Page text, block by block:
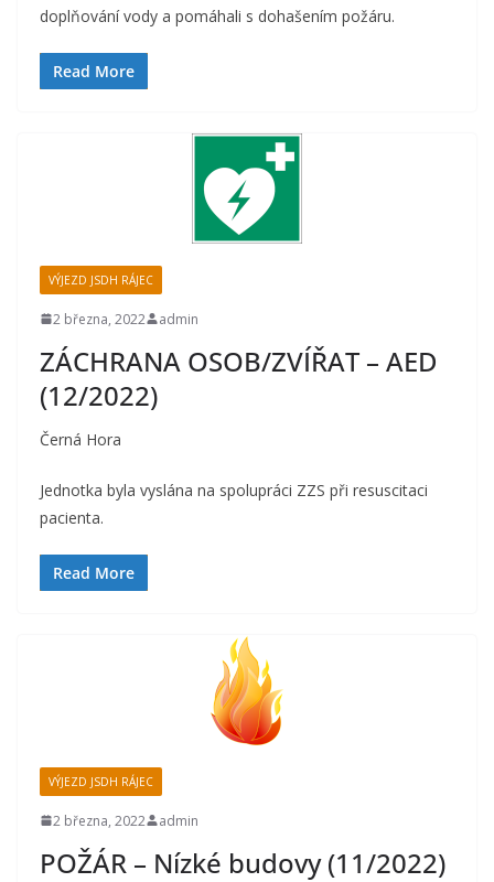
doplňování vody a pomáhali s dohašením požáru.
Read More
VÝJEZD JSDH RÁJEC
2 března, 2022 admin
ZÁCHRANA OSOB/ZVÍŘAT – AED
(12/2022)
Černá Hora
Jednotka byla vyslána na spolupráci ZZS při resuscitaci
pacienta.
Read More
VÝJEZD JSDH RÁJEC
2 března, 2022 admin
POŽÁR – Nízké budovy (11/2022)